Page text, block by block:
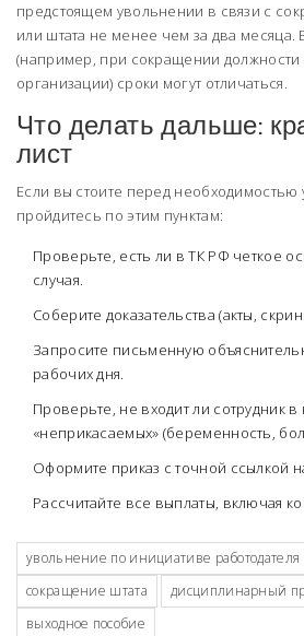
предстоящем увольнении в связи с
или штата не менее чем за два месяца.
(например, при сокращении должности
организации) сроки могут отличаться.
Что делать дальше:
лист
Если вы стоите перед необходимостью
пройдитесь по этим пунктам:
Проверьте, есть ли в ТК РФ четкое
случая.
Соберите доказательства (акты,
Запросите письменную
рабочих дня.
Проверьте, не входит ли сотрудник в
«неприкасаемых» (беременность,
Оформите приказ с точной ссылкой
Рассчитайте все выплаты, включая
увольнение по инициативе работодателя
сокращение штата
дисциплинарный
выходное пособие